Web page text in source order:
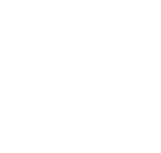
Chi si ferma di fronte alla indubbia bellezza